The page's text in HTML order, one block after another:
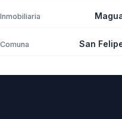
Inmobiliaria
Comuna San